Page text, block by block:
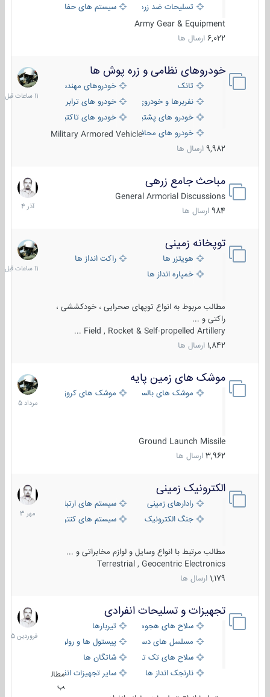
تسلیحات ضد زره
سیستم های حفاظت فعال
Army Gear & Equipment
6,022 ارسال ها
خودروهای نظامی و زره پوش ها
تانک
خودروهای مهندسی
نفربرها و خودروی های رزمی پیاده نظام
خودرو های ترابری نظامی
خودرو های پشتیبانی آتش ، شناسایی و ضد تانک
خودرو های تاکتیکی نظامی
خودرو های محافظت شدهMilitary Armored Vehicle
9,982 ارسال ها
11
ساعات
قبل
مباحث جامع زرهی
General Armorial Discussions
984 ارسال ها
7
آذر
1404
توپخانه زمینی
هویتزر ها
راکت انداز ها
خمپاره انداز ها
مطالب مربوط به انواع توپهای صحرایی ، خودکششی ،
راکتی و ...
Field , Rocket & Self-propelled Artillery ...
1,842 ارسال ها
11
ساعات
قبل
موشک های زمین پایه
موشک های بالستیک موشک های کروز
Ground Launch Missile
3,962 ارسال ها
2
مرداد
1405
الکترونیک زمینی
رادارهای زمینی
سیستم های ارتباطی و جمع آوری
جنگ الکترونیک
سیستم های کنترل آتش و تجهیزات
مطالب مرتبط با انواع وسایل و لوازم مخابراتی و ...
Terrestrial , Geocentric Electronics
1,179 ارسال ها
1
مهر
1403
تجهیزات و تسلیحات انفرادی
سلاح های هجومی
تیربارها
مسلسل های دستی
پیستول ها و رولورها
سلاح های تک تیر اندازیشاتگان ها
نارنجک انداز ها
سایر تجهیزات انفرادی
مطال
ب
17
فروردین
1405